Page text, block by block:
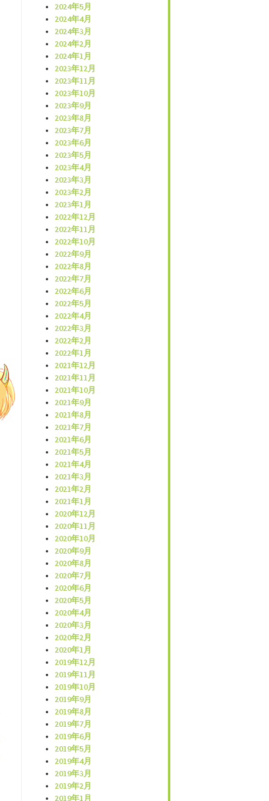
2024年5月
2024年4月
2024年3月
2024年2月
2024年1月
2023年12月
2023年11月
2023年10月
2023年9月
2023年8月
2023年7月
2023年6月
2023年5月
2023年4月
2023年3月
2023年2月
2023年1月
2022年12月
2022年11月
2022年10月
2022年9月
2022年8月
2022年7月
2022年6月
2022年5月
2022年4月
2022年3月
2022年2月
2022年1月
2021年12月
2021年11月
2021年10月
2021年9月
2021年8月
2021年7月
2021年6月
2021年5月
2021年4月
2021年3月
2021年2月
2021年1月
2020年12月
2020年11月
2020年10月
2020年9月
2020年8月
2020年7月
2020年6月
2020年5月
2020年4月
2020年3月
2020年2月
2020年1月
2019年12月
2019年11月
2019年10月
2019年9月
2019年8月
2019年7月
2019年6月
2019年5月
2019年4月
2019年3月
2019年2月
2019年1月